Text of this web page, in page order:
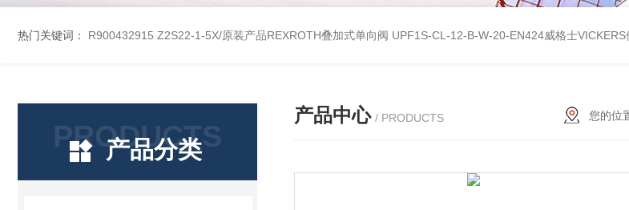
热门关键词： R900432915 Z2S22-1-5X/原装产品REXROTH叠加式单向阀 UPF1S-CL-12-B-W-20-EN424威格士VICKERS伺服
PRODUCTS
产品分类
产品中心 / PRODUCTS 您的位